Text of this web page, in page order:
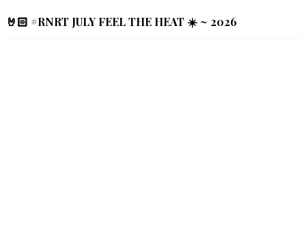
🤘🏻 #RNRT JULY FEEL THE HEAT ☀️ ~ 2026